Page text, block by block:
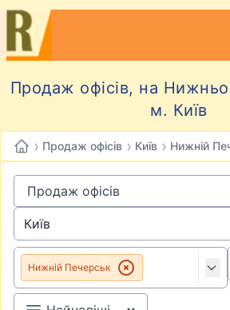
Продаж офісів, на
м. Київ
› Продаж офісів › Київ › Нижній
Нижній Печерськ